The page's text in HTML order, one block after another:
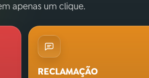
apenas um clique.
RECLAMAÇÃO